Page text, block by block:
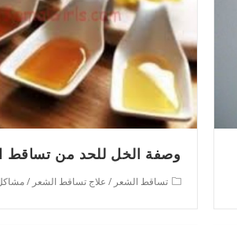
وصفة الخل للحد من تساقط
Postتساقط الشعر / علاج تساقط الشعر /